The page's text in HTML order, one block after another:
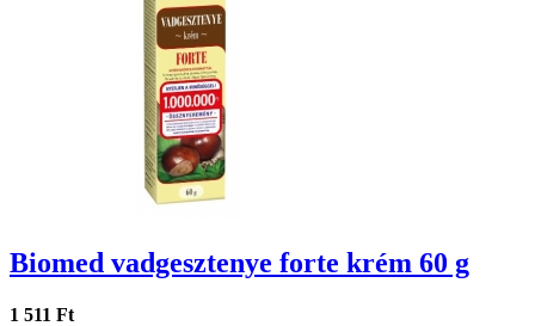
Biomed vadgesztenye forte krém 60 g
1 511 Ft